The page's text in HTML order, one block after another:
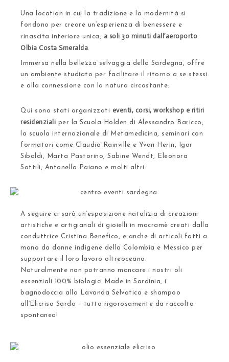
Una location in cui la tradizione e la modernità si
fondono per creare un’esperienza di benessere e
rinascita interiore unica, a soli 30 minuti dall’aeroporto
Olbia Costa Smeralda.
Immersa nella bellezza selvaggia della Sardegna, offre
un ambiente studiato per facilitare il ritorno a se stessi
e alla connessione con la natura circostante.
Qui sono stati organizzati eventi, corsi, workshop e ritiri
residenziali per la Scuola Holden di Alessandro Baricco,
la scuola internazionale di Metamedicina, seminari con
formatori come Claudia Rainville e Yvan Herin, Igor
Sibaldi, Marta Pastorino, Sabine Wendt, Eleonora
Sottili, Antonella Paiano e molti altri.
A seguire ci sarà un’esposizione natalizia di creazioni
artistiche e artigianali di gioielli in macramè creati dalla
conduttrice Cristina Benefico, e anche di articoli fatti a
mano da donne indigene della Colombia e Messico per
supportare il loro lavoro oltreoceano.
Naturalmente non potranno mancare i nostri oli
essenziali 100% biologici Made in Sardinia, i
bagnodoccia alla Lavanda Selvatica e shampoo
all’Elicriso Sardo – tutto rigorosamente da raccolta
spontanea!